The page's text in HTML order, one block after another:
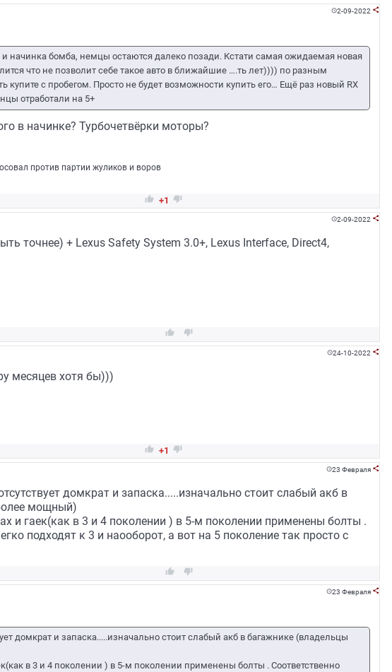
2-09-2022 
начинка бомба, немцы остаются далеко позади. Кстати самая ожидаемая новая
что не позволит себе такое авто в ближайшие ….ть лет)))) по разным
купите с пробегом. Просто не будет возможности купить его… Ещё раз новый RX
отработали на 5+
в начинке? Турбочетвёрки моторы?
против партии жуликов и воров
 +1 
2-09-2022 
точнее) + Lexus Safety System 3.0+, Lexus Interface, Direct4,
 
24-10-2022 
месяцев хотя бы)))
 +1 
23 Февраля 
домкрат и запаска.....изначально стоит слабый акб в
мощный)
и гаек(как в 3 и 4 поколении ) в 5-м поколении применены болты .
подходят к 3 и наооборот, а вот на 5 поколение так просто с
 
23 Февраля 
домкрат и запаска.....изначально стоит слабый акб в багажнике (владельцы
в 3 и 4 поколении ) в 5-м поколении применены болты . Соответственно